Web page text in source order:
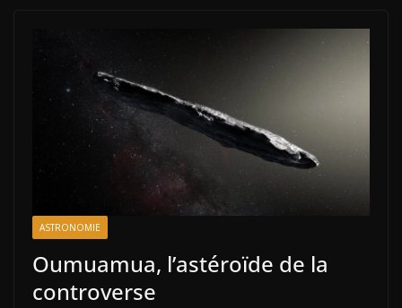
ASTRONOMIE
Oumuamua, l’astéroïde de la
controverse